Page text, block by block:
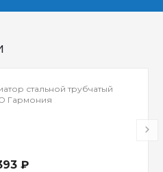
стальной трубчатый
Гармония
₽